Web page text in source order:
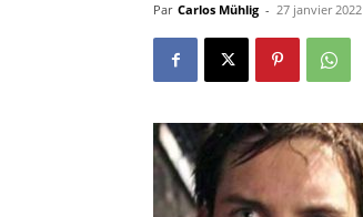
Par Carlos Mühlig - 27 janvier 2022